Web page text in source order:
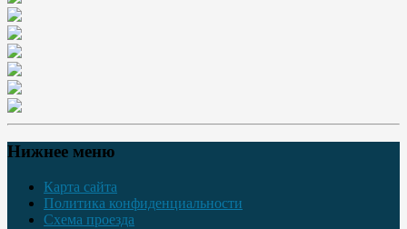
Нижнее меню
Карта сайта
Политика конфиденциальности
Схема проезда